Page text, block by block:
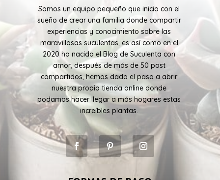
Somos un equipo pequeño que inicio con el
sueño de crear una familia donde compartir
experiencias y conocimiento sobre las
maravillosas suculentas, es así como en el
2020 ha nacido el Blog de Suculenta con
amor, después de más de 50 post
compartidos, hemos dado el paso a abrir
nuestra propia tienda online donde
podamos hacer llegar a más hogares estas
increíbles plantas.